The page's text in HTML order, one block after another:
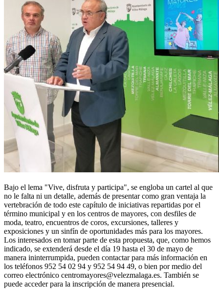
Bajo el lema "Vive, disfruta y participa", se engloba un cartel al que
no le falta ni un detalle, además de presentar como gran ventaja la
vertebración de todo este capítulo de iniciativas repartidas por el
término municipal y en los centros de mayores, con desfiles de
moda, teatro, encuentros de coros, excursiones, talleres y
exposiciones y un sinfín de oportunidades más para los mayores.
Los interesados en tomar parte de esta propuesta, que, como hemos
indicado, se extenderá desde el día 19 hasta el 30 de mayo de
manera ininterrumpida, pueden contactar para más información en
los teléfonos 952 54 02 94 y 952 54 94 49, o bien por medio del
correo electrónico centromayores@velezmalaga.es. También se
puede acceder para la inscripción de manera presencial.